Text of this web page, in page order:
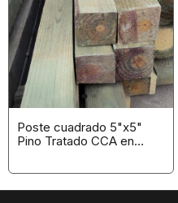
Poste cuadrado 5"x5"
Pino Tratado CCA en